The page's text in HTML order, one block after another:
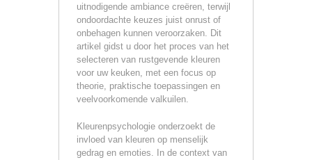
uitnodigende ambiance creëren, terwijl
ondoordachte keuzes juist onrust of
onbehagen kunnen veroorzaken. Dit
artikel gidst u door het proces van het
selecteren van rustgevende kleuren
voor uw keuken, met een focus op
theorie, praktische toepassingen en
veelvoorkomende valkuilen.
Kleurenpsychologie onderzoekt de
invloed van kleuren op menselijk
gedrag en emoties. In de context van